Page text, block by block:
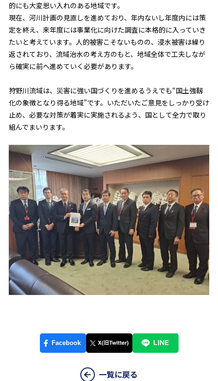
的にも大変思い入れのある地域です。
現在、河川計画の見直しを進めており、年内ないし年度内には策
定を終え、来年度には事業化に向けた調査に本格的に入っていき
たいと考えています。人的被害こそないものの、浸水被害は繰り
返されており、流域治水の考え方のもと、地域全体で工夫しなが
ら確実に前へ進めていく必要があります。
狩野川流域は、災害に強い国づくりを進めるうえでも“国土強靱
化の象徴となり得る地域”です。いただいたご意見をしっかり受け
止め、必要な対策が着実に実施されるよう、国として全力で取り
組んでまいります。
一覧に戻る